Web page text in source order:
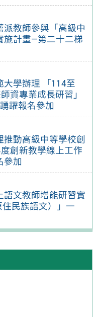
派教師參與「高級中
施計畫—第二十二梯
大學辦理 「114至
資專業成長研習」
躍報名參加
動高級中等學校創
創新教學線上工作
參加
語文教師增能研習實
民族語文）」一